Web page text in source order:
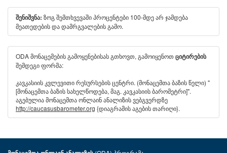
შენიშვნა: ზოგ შემთხვევაში პროცენტები 100-მდე არ ჯამდება
მეათედების და დამრგვალების გამო.
ODA მონაცემების გამოყენებისას გთხოვთ, გამოიყენოთ ციტირების
შემდეგი ფორმა:
კავკასიის კვლევითი რესურსების ცენტრი. (მონაცემთა ბაზის წელი) "
[მონაცემთა ბაზის სახელწოდება, მაგ. კავკასიის ბარომეტრი]".
აგებულია მონაცემთა ონლაინ ანალიზის ვებგვერდზე
http://caucasusbarometer.org {დიაგრამის აგების თარიღი}.